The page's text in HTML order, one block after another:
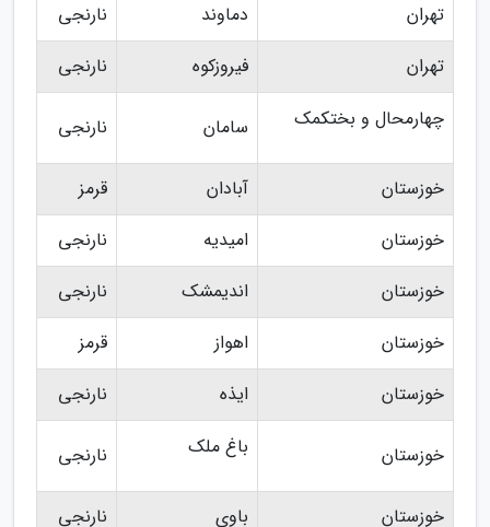
تهران
دماوند
نارنجی
تهران
فیروزکوه
نارنجی
چهارمحال و بختکمک
سامان نارنجی
خوزستان آبادان
قرمز
خوزستان
امیدیه
نارنجی
خوزستان
اندیمشک
نارنجی
خوزستان
اهواز
قرمز
خوزستان
ایذه نارنجی
خوزستان باغ ملک نارنجی
خوزستان باوی
نارنجی